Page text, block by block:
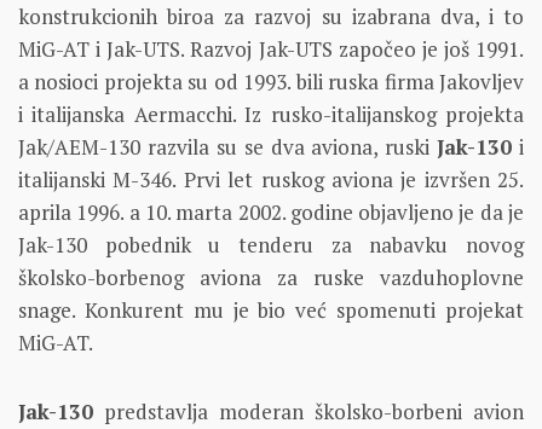
konstrukcionih biroa za razvoj su izabrana dva, i to
MiG-AT i Jak-UTS. Razvoj Jak-UTS započeo je još 1991.
a nosioci projekta su od 1993. bili ruska firma Jakovljev
i italijanska Aermacchi. Iz rusko-italijanskog projekta
Jak/AEM-130 razvila su se dva aviona, ruskiJak-130 i
italijanski M-346. Prvi let ruskog aviona je izvršen 25.
aprila 1996. a 10. marta 2002. godine objavljeno je da je
Jak-130 pobednik u tenderu za nabavku novog
školsko-borbenog aviona za ruske vazduhoplovne
snage. Konkurent mu je bio već spomenuti projekat
MiG-AT.
Jak-130 predstavlja moderan školsko-borbeni avion